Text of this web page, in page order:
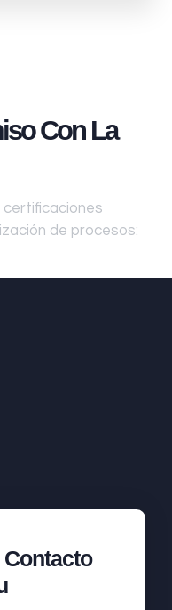
Con La
certificaciones
de procesos: